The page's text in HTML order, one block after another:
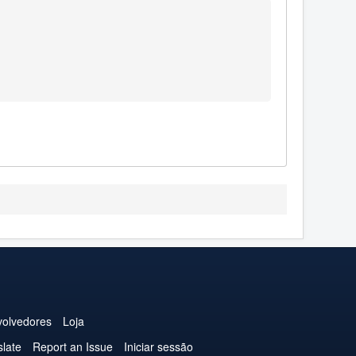
Loja
Report an Issue Iniciar sessão